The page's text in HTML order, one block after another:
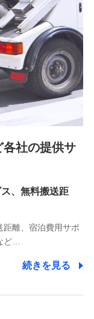
、福利厚生・採用
と従業員または従
業務、契約締結手
ずる業務の遂行
遂行のため
人向けASPサー
各社の提供サ
、無料搬送距
距離、宿泊費用サポ
ど…
続きを見る